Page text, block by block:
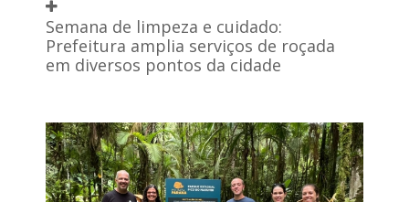
Semana de limpeza e cuidado:
Prefeitura amplia serviços de roçada
em diversos pontos da cidade